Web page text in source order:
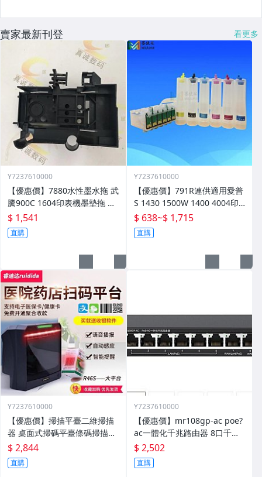
賣家最新刊登 看更多
Y7237610000
【優惠價】7880水性墨水拖 武
騰900C 1604印表機墨墊拖 設
備配件 墨水託零件
$ 1,541
直購
Y7237610000
【優惠價】791R連供適用愛普
S 1430 1500W 1400 4004印
表機墨水盒晶片連供
$ 638~$ 1,715
直購
Y7237610000
【優惠價】掃描平臺二維掃描
器 桌面式掃碼平臺條碼掃描器
手機支付超市收銀
$ 2,844
直購
Y7237610000
【優惠價】mr108gp-ac poe?
ac一體化千兆路由器 8口千兆
一體化機 108gp
$ 2,502
直購